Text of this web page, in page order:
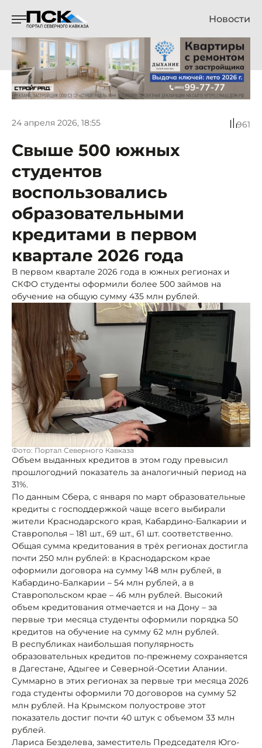
Новости
24 апреля 2026, 18:55 961
Свыше 500 южных
студентов
воспользовались
образовательными
кредитами в первом
квартале 2026 года
В первом квартале 2026 года в южных регионах и
СКФО студенты оформили более 500 займов на
обучение на общую сумму 435 млн рублей.
Фото: Портал Северного Кавказа
Объем выданных кредитов в этом году превысил
прошлогодний показатель за аналогичный период на
31%.
По данным Сбера, с января по март образовательные
кредиты с господдержкой чаще всего выбирали
жители Краснодарского края, Кабардино-Балкарии и
Ставрополья – 181 шт., 69 шт., 61 шт. соответственно.
Общая сумма кредитования в трёх регионах достигла
почти 250 млн рублей: в Краснодарском крае
оформили договора на сумму 148 млн рублей, в
Кабардино-Балкарии – 54 млн рублей, а в
Ставропольском крае – 46 млн рублей. Высокий
объем кредитования отмечается и на Дону – за
первые три месяца студенты оформили порядка 50
кредитов на обучение на сумму 62 млн рублей.
В республиках наибольшая популярность
образовательных кредитов по-прежнему сохраняется
в Дагестане, Адыгее и Северной-Осетии Алании.
Суммарно в этих регионах за первые три месяца 2026
года студенты оформили 70 договоров на сумму 52
млн рублей. На Крымском полуострове этот
показатель достиг почти 40 штук с объемом 33 млн
рублей.
Лариса Безделева, заместитель Председателя Юго-